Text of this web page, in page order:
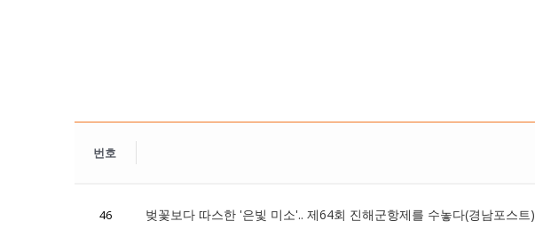
번호
46 벚꽃보다 따스한 '은빛 미소'.. 제64회 진해군항제를 수놓다(경남포스트)